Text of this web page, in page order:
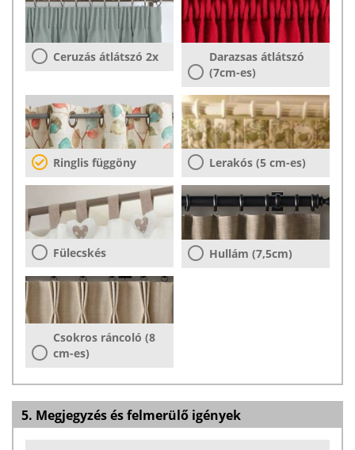
Ceruzás átlátszó 2x
Darazsas átlátszó
(7cm-es)
Ringlis függöny Lerakós (5 cm-es)
Fülecskés Hullám (7,5cm)
Csokros ráncoló (8
cm-es)
5. Megjegyzés és felmerülő igények